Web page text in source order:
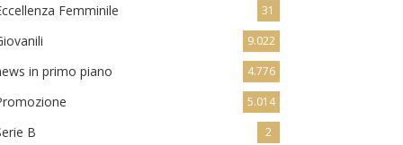
Femminile 31
9.022
in primo piano 4.776
5.014
B 2